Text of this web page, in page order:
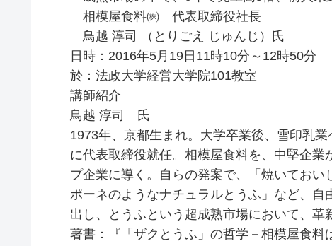
相模屋食料㈱ 代表取締役社長
鳥越 淳司 （とりごえ じゅんじ）氏
日時：2016年5月19日11時10分～12時50分
於：法政大学経営大学院101教室
講師紹介
鳥越 淳司 氏
1973年、京都生まれ。大学卒業後、雪印乳
に代表取締役就任。相模屋食料を、中堅企
プ企業に導く。自らの発案で、「焼いてお
ポーネのようなナチュラルとうふ」など、
出し、とうふという超成熟市場において、革
著書：『「ザクとうふ」の哲学－相模屋食